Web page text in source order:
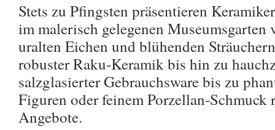
Stets zu Pfingsten präsentieren
im malerisch gelegenen Museumsgarten
uralten Eichen und blühenden
robuster Raku-Keramik bis hin zu
salzglasierter Gebrauchsware bis zu
Figuren oder feinem Porzellan-Schmuck
Angebote.